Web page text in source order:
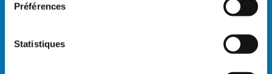
Préférences
Statistiques
HEURES D'OUVERTURE
Horaires d'ouverture :